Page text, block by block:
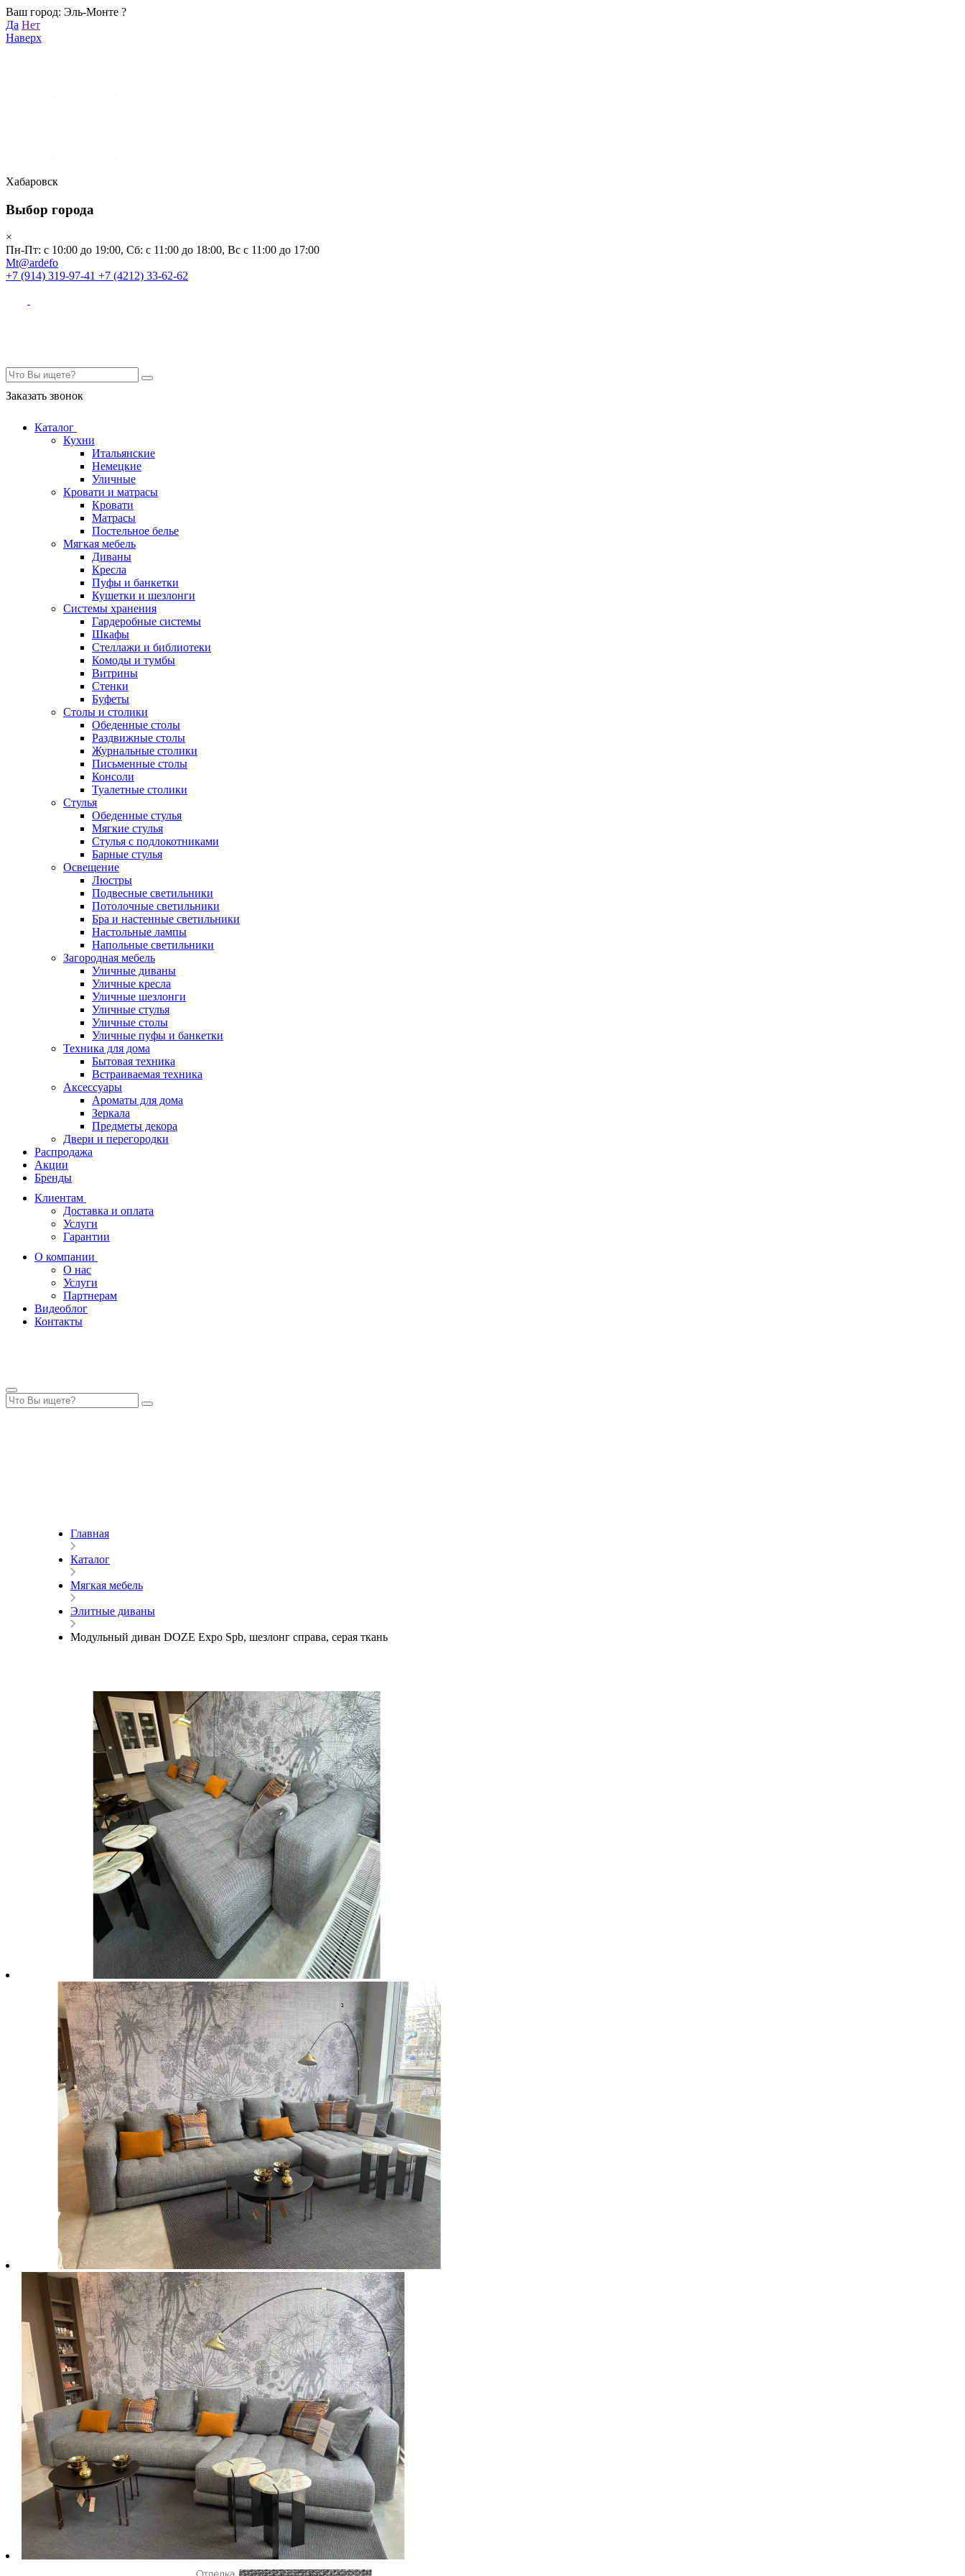
Ваш город: Эль-Монте ?
Да Нет
Наверх
Хабаровск
Выбор города
×
Пн-Пт: с 10:00 до 19:00, Сб: с 11:00 до 18:00, Вс с 11:00 до 17:00
Mt@ardefo
+7 (914) 319-97-41 +7 (4212) 33-62-62
Заказать звонок
Каталог
Кухни
Итальянские
Немецкие
Уличные
Кровати и матрасы
Кровати
Матрасы
Постельное белье
Мягкая мебель
Диваны
Кресла
Пуфы и банкетки
Кушетки и шезлонги
Системы хранения
Гардеробные системы
Шкафы
Стеллажи и библиотеки
Комоды и тумбы
Витрины
Стенки
Буфеты
Столы и столики
Обеденные столы
Раздвижные столы
Журнальные столики
Письменные столы
Консоли
Туалетные столики
Стулья
Обеденные стулья
Мягкие стулья
Стулья с подлокотниками
Барные стулья
Освещение
Люстры
Подвесные светильники
Потолочные светильники
Бра и настенные светильники
Настольные лампы
Напольные светильники
Загородная мебель
Уличные диваны
Уличные кресла
Уличные шезлонги
Уличные стулья
Уличные столы
Уличные пуфы и банкетки
Техника для дома
Бытовая техника
Встраиваемая техника
Аксессуары
Ароматы для дома
Зеркала
Предметы декора
Двери и перегородки
Распродажа
Акции
Бренды
Клиентам
Доставка и оплата
Услуги
Гарантии
О компании
О нас
Услуги
Партнерам
Видеоблог
Контакты
Главная
Каталог
Мягкая мебель
Элитные диваны
Модульный диван DOZE Expo Spb, шезлонг справа, серая ткань
Бренды
Клиентам
О компании
Хабаровск
Пн-Пт: с 10:00 до 19:00, Сб: с 11:00 до 18:00, Вс с 11:00 до 17:00
Mt@ardefo